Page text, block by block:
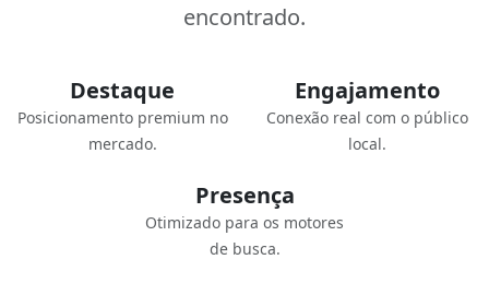
encontrado.
Destaque
Posicionamento premium no
mercado.
Engajamento
Conexão real com o público
local.
Presença
Otimizado para os motores
de busca.